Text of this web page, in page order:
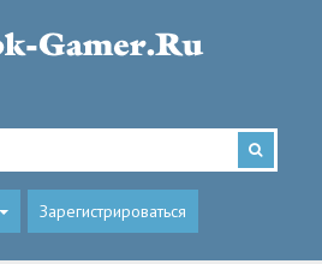
Зарегистрироваться